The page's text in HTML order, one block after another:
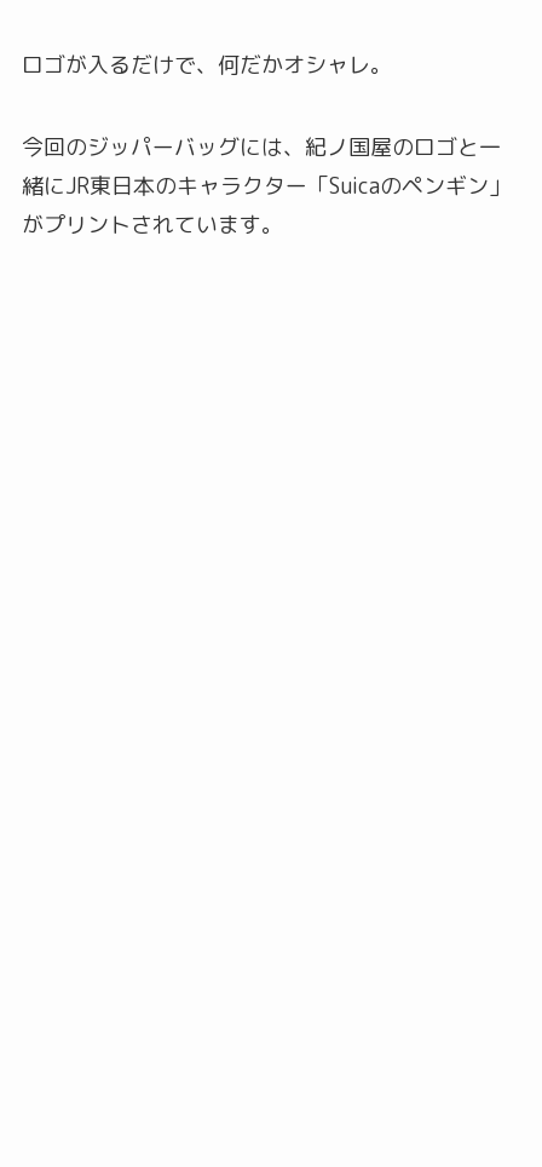
ロゴが入るだけで、何だかオシャレ。
今回のジッパーバッグには、紀ノ国屋のロゴと一
緒にJR東日本のキャラクター「Suicaのペンギン」
がプリントされています。